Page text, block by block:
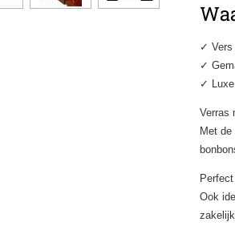
✓ Vers
✓
✓
Verras
Met
Ook